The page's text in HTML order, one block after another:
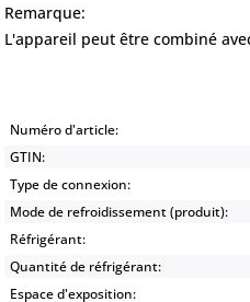
Remarque:
L'appareil peut être combiné
Numéro d'article:
GTIN:
Type de connexion:
Mode de refroidissement (produit):
Réfrigérant:
Quantité de réfrigérant:
Espace d'exposition: